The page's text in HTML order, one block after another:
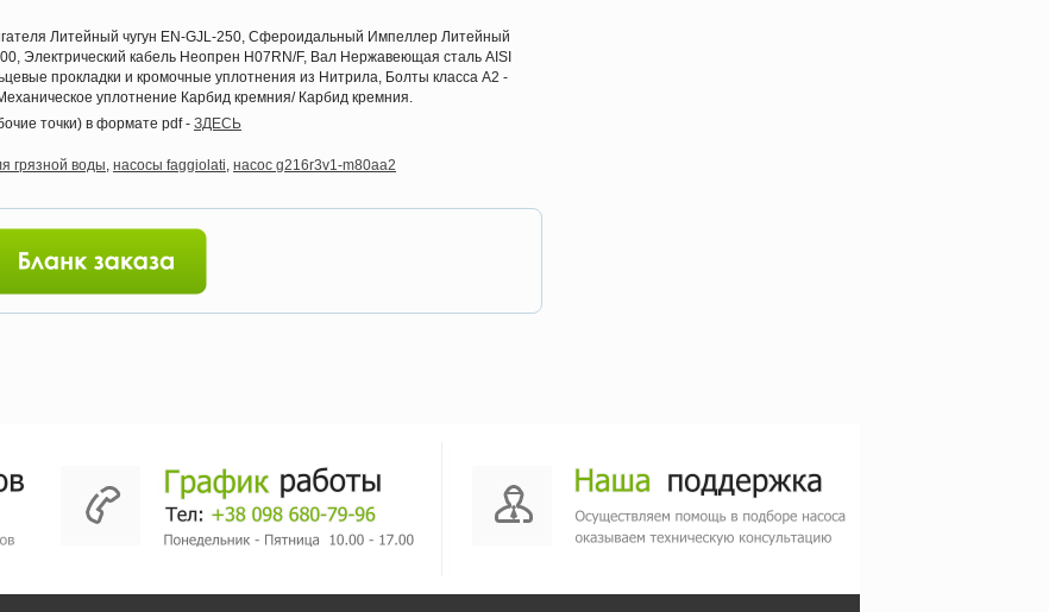
Литейный чугун EN-GJL-250, Сфероидальный Импеллер Литейный
Электрический кабель Неопрен H07RN/F, Вал Нержавеющая сталь AISI
прокладки и кромочные уплотнения из Нитрила, Болты класса A2 -
уплотнение Карбид кремния/ Карбид кремния.
точки) в формате pdf - ЗДЕСЬ
грязной воды, насосы faggiolati, насос g216r3v1-m80aa2